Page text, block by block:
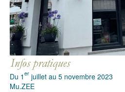
Du 1er juillet au 5 novembre 2023
Mu.ZEE